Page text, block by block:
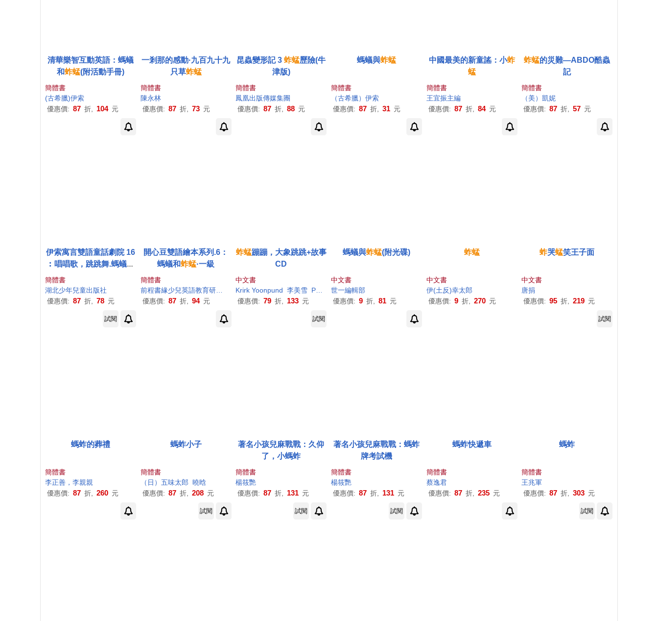
清華樂智互動英語：螞蟻
和蚱蜢(附活動手冊)
簡體書
(古希臘)伊索
優惠價: 87 折, 104 元
一剎那的感動·九百九十九
只草蚱蜢
簡體書
陳永林
優惠價: 87 折, 73 元
昆蟲變形記 3蚱蜢歷險(牛
津版)
簡體書
鳳凰出版傳媒集團
優惠價: 87 折, 88 元
螞蟻與蚱蜢
簡體書
（古希臘）伊索
優惠價: 87 折, 31 元
中國最美的新童謠：小蚱
蜢
簡體書
王宜振主編
優惠價: 87 折, 84 元
蚱蜢的災難—ABDO酷蟲
記
簡體書
（美）凱妮
優惠價: 87 折, 57 元
伊索寓言雙語童話劇院 16
︰唱唱歌，跳跳舞.螞蟻和
簡體書
湖北少年兒童出版社
優惠價: 87 折, 78 元
開心豆雙語繪本系列.6：
螞蟻和蚱蜢·一級
簡體書
前程書緣少兒英語教育研發組編著
優惠價: 87 折, 94 元
蚱蜢蹦蹦，大象跳跳+故事
CD
中文書
Krirk Yoonpund 李美雪 Preeda Panyachand、Cheewan Wisasa
優惠價: 79 折, 133 元
螞蟻與蚱蜢(附光碟)
中文書
世一編輯部
優惠價: 9 折, 81 元
蚱蜢
中文書
伊(土反)幸太郎
優惠價: 9 折, 270 元
蚱哭蜢笑王子面
中文書
唐捐
優惠價: 95 折, 219 元
試閱 試閱 試閱
螞蚱的葬禮
簡體書
李正善，李親親
優惠價: 87 折, 260 元
螞蚱小子
簡體書
（日）五味太郎 曉晗
優惠價: 87 折, 208 元
著名小孩兒麻戰戰：久仰
了，小螞蚱
簡體書
楊筱艷
優惠價: 87 折, 131 元
著名小孩兒麻戰戰：螞蚱
牌考試機
簡體書
楊筱艷
優惠價: 87 折, 131 元
螞蚱快遞車
簡體書
蔡逸君
優惠價: 87 折, 235 元
螞蚱
簡體書
王兆軍
優惠價: 87 折, 303 元
試閱 試閱 試閱 試閱